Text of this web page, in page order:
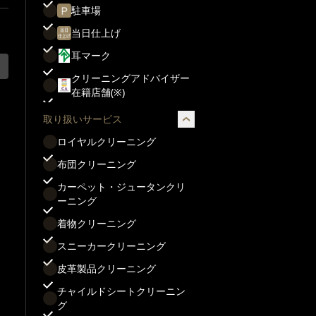
駐車場
当日仕上げ
耳マーク
クリーニングアドバイザー
在籍店舗(※)
取り扱いサービス
ロイヤルクリーニング
布団クリーニング
カーペット・ジュータンクリ
ーニング
着物クリーニング
スニーカークリーニング
皮革製品クリーニング
チャイルドシートクリーニン
グ